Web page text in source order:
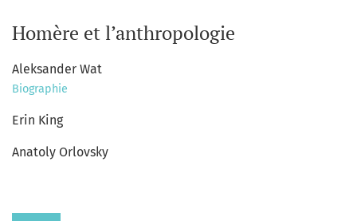
Homère et l’anthropologie
Aleksander Wat
Biographie
Erin King
Anatoly Orlovsky